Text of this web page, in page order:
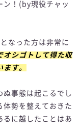
ン！(by現役チャッ
なった方は非常に
オシゴトして得た収
す。
ぬ事態は起こるでし
体勢を整えておきた
るに越したことはあ